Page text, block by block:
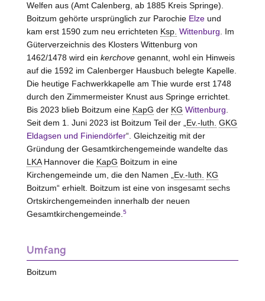
Welfen aus (Amt Calenberg, ab 1885 Kreis Springe).
Boitzum gehörte ursprünglich zur Parochie Elzeund
kam erst 1590 zum neu errichteten Ksp. Wittenburg. Im
Güterverzeichnis des Klosters Wittenburg von
1462/1478 wird ein kerchovegenannt, wohl ein Hinweis
auf die 1592 im Calenberger Hausbuch belegte Kapelle.
Die heutige Fachwerkkapelle am Thie wurde erst 1748
durch den Zimmermeister Knust aus Springe errichtet.
Bis 2023 blieb Boitzum eine KapG der KG Wittenburg.
Seit dem 1. Juni 2023 ist Boitzum Teil der „Ev.-luth. GKG
Eldagsen und Finiendörfer“. Gleichzeitig mit der
Gründung der Gesamtkirchengemeinde wandelte das
LKAHannover die KapG Boitzum in eine
Kirchengemeinde um, die den Namen „Ev.-luth. KG
Boitzum“ erhielt. Boitzum ist eine von insgesamt sechs
Ortskirchengemeinden innerhalb der neuen
Gesamtkirchengemeinde.5
Umfang
Boitzum